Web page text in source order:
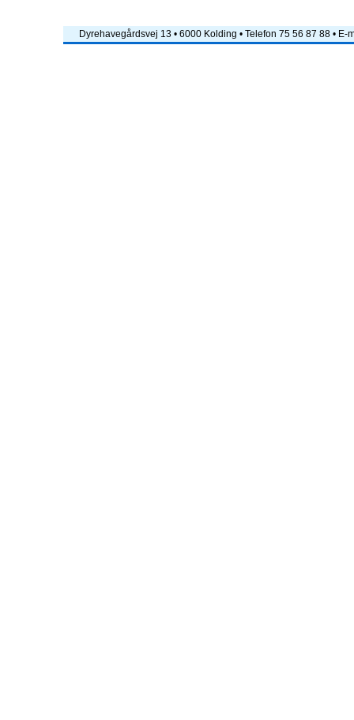
Dyrehavegårdsvej 13 • 6000 Kolding • Telefon 75 56 87 88 • E-